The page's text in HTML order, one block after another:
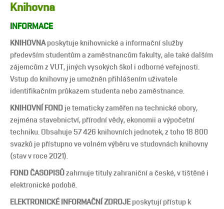
Knihovna
INFORMACE
KNIHOVNAposkytuje knihovnické a informační služby
především studentům a zaměstnancům fakulty, ale také dalším
zájemcům z VUT, jiných vysokých škol i odborné veřejnosti.
Vstup do knihovny je umožněn přihlášením uživatele
identifikačním průkazem studenta nebo zaměstnance.
KNIHOVNÍ FOND je tematicky zaměřen na technické obory,
zejména stavebnictví, přírodní vědy, ekonomii a výpočetní
techniku. Obsahuje 57 426 knihovních jednotek, z toho 18 800
svazků je přístupno ve volném výběru ve studovnách knihovny
(stav v roce 2021).
FOND ČASOPISŮzahrnuje tituly zahraniční a české, v tištěné i
elektronické podobě.
ELEKTRONICKÉ INFORMAČNÍ ZDROJE poskytují přístup k